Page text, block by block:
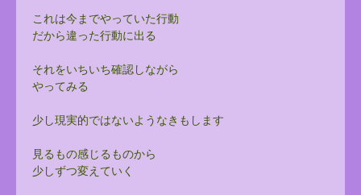
これは今までやっていた行動
だから違った行動に出る
それをいちいち確認しながら
やってみる
少し現実的ではないようなきもします
見るもの感じるものから
少しずつ変えていく